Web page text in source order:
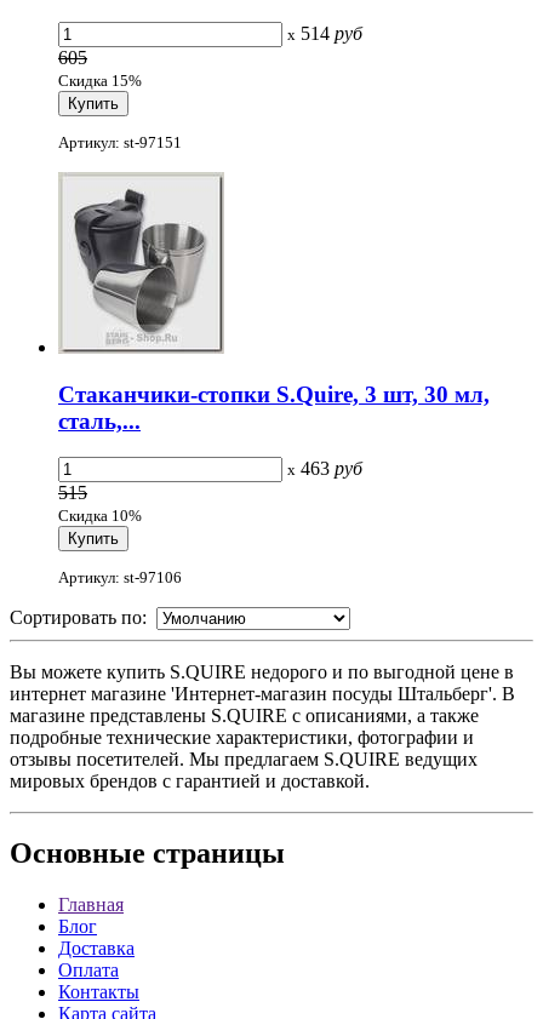
x 514 руб
605
Скидка 15%
Артикул: st-97151
Стаканчики-стопки S.Quire, 3 шт, 30 мл,
сталь,...
x 463 руб
515
Скидка 10%
Артикул: st-97106
Сортировать по:
Вы можете купить S.QUIRE недорого и по выгодной цене в
интернет магазине 'Интернет-магазин посуды Штальберг'. В
магазине представлены S.QUIRE с описаниями, а также
подробные технические характеристики, фотографии и
отзывы посетителей. Мы предлагаем S.QUIRE ведущих
мировых брендов с гарантией и доставкой.
Основные страницы
Главная
Блог
Доставка
Оплата
Контакты
Карта сайта